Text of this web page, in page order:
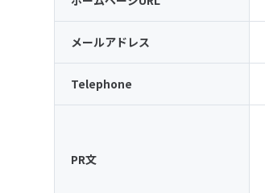
メールアドレス
Telephone
PR文